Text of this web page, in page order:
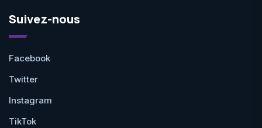
Suivez-nous
Facebook
Twitter
Instagram
TikTok